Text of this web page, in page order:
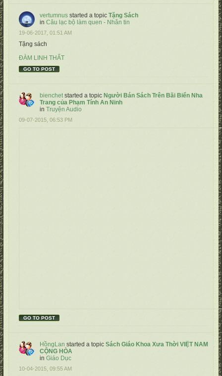
vertumnus started a topic Tặng Sách
in Câu lạc bộ làm quen - Nhắn tin
19-06-2017, 01:51 AM
Tặng sách
ĐÀM LINH THẤT
GO TO POST
bienchetstarted a topic Người Bán Sách Trên Bãi Biển Nha
Trang của Phạm Tính An Ninh
in Truyện Audio
09-07-2015, 06:53 PM
GO TO POST
HồngLan started a topic Sách Giáo Khoa Xưa Thời VIỆT NAM
CỘNG HÒA
in Giáo Dục
10-04-2015, 09:55 AM